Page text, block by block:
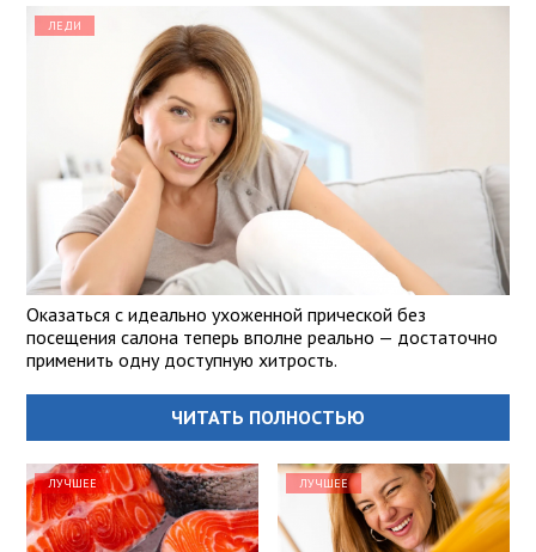
ЛЕДИ
Оказаться с идеально ухоженной прической без
посещения салона теперь вполне реально — достаточно
применить одну доступную хитрость.
ЧИТАТЬ ПОЛНОСТЬЮ
ЛУЧШЕЕ ЛУЧШЕЕ